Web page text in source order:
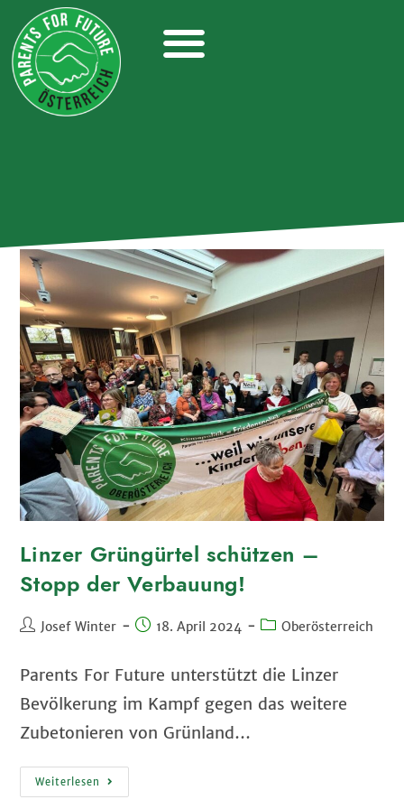
Linzer Grüngürtel schützen –
Stopp der Verbauung!
Josef Winter 18. April 2024 Oberösterreich
Parents For Future unterstützt die Linzer
Bevölkerung im Kampf gegen das weitere
Zubetonieren von Grünland…
Weiterlesen